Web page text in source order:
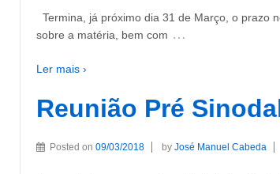
Termina, já próximo dia 31 de Março, o prazo
sobre a matéria, bem com …
Ler mais ›
Reunião Pré
Posted on 09/03/2018 by José Manuel Cabeda